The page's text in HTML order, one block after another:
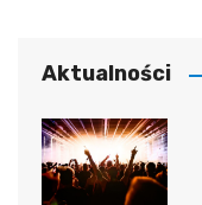
Aktualności